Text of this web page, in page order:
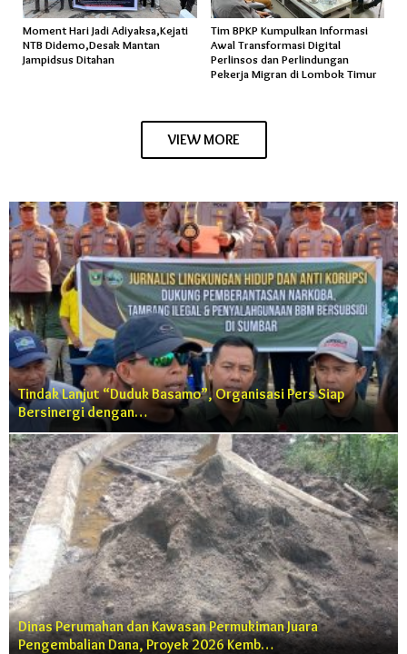
Moment Hari Jadi Adiyaksa,Kejati
NTB Didemo,Desak Mantan
Jampidsus Ditahan
Tim BPKP Kumpulkan Informasi
Awal Transformasi Digital
Perlinsos dan Perlindungan
Pekerja Migran di Lombok Timur
VIEW MORE
Tindak Lanjut “Duduk Basamo”, Organisasi Pers Siap
Bersinergi dengan…
Dinas Perumahan dan Kawasan Permukiman Juara
Pengembalian Dana, Proyek 2026 Kemb…